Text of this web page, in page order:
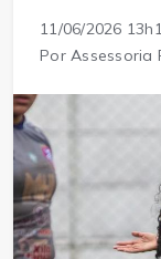
11/06/2026
Por Assessoria